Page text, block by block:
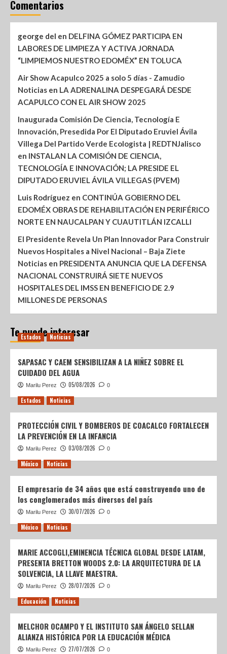
Comentarios
george del en DELFINA GÓMEZ PARTICIPA EN
LABORES DE LIMPIEZA Y ACTIVA JORNADA
“LIMPIEMOS NUESTRO EDOMÉX” EN TOLUCA
Air Show Acapulco 2025 a solo 5 días - Zamudio
Noticias en LA ADRENALINA DESPEGARÁ DESDE
ACAPULCO CON EL AIR SHOW 2025
Inaugurada Comisión De Ciencia, Tecnología E
Innovación, Presedida Por El Diputado Eruviel Ávila
Villega Del Partido Verde Ecologista | REDTNJalisco
en INSTALAN LA COMISIÓN DE CIENCIA,
TECNOLOGÍA E INNOVACIÓN; LA PRESIDE EL
DIPUTADO ERUVIEL ÁVILA VILLEGAS (PVEM)
Luis Rodríguez en CONTINÚA GOBIERNO DEL
EDOMÉX OBRAS DE REHABILITACIÓN EN PERIFÉRICO
NORTE EN NAUCALPAN Y CUAUTITLÁN IZCALLI
El Presidente Revela Un Plan Innovador Para Construir
Nuevos Hospitales a Nivel Nacional – Baja Ziete
Noticias en PRESIDENTA ANUNCIA QUE LA DEFENSA
NACIONAL CONSTRUIRÁ SIETE NUEVOS
HOSPITALES DEL IMSS EN BENEFICIO DE 2.9
MILLONES DE PERSONAS
Te puede interesar
Estados Noticias
SAPASAC Y CAEM SENSIBILIZAN A LA NIÑEZ SOBRE EL
CUIDADO DEL AGUA
Marilu Perez 05/08/2026 0
Estados Noticias
PROTECCIÓN CIVIL Y BOMBEROS DE COACALCO FORTALECEN
LA PREVENCIÓN EN LA INFANCIA
Marilu Perez 03/08/2026 0
México Noticias
El empresario de 34 años que está construyendo uno de
los conglomerados más diversos del país
Marilu Perez 30/07/2026 0
México Noticias
MARIE ACCOGLI,EMINENCIA TÉCNICA GLOBAL DESDE LATAM,
PRESENTA BRETTON WOODS 2.0: LA ARQUITECTURA DE LA
SOLVENCIA, LA LLAVE MAESTRA.
Marilu Perez 28/07/2026 0
Educación Noticias
MELCHOR OCAMPO Y EL INSTITUTO SAN ÁNGELO SELLAN
ALIANZA HISTÓRICA POR LA EDUCACIÓN MÉDICA
Marilu Perez 27/07/2026 0